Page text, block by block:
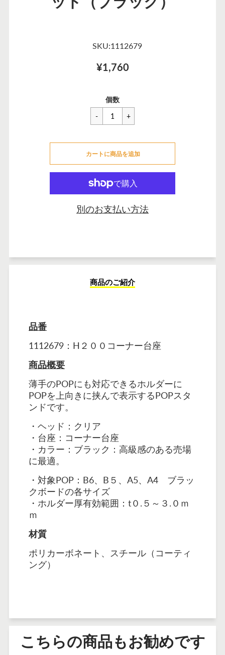
SKU:1112679
¥1,760
セ
ー
ル
格
一
般
価
¥1,760
個数
カートに商品を追加
別のお支払い方法
商品のご紹介
品番
1112679 ： H２００コーナー台座
商品概要
薄手のPOPにも対応できるホルダーに
POPを上向きに挟んで表示するPOPスタ
ンドです。
・ヘッド：クリア
・台座：コーナー台座
・カラー：ブラック：高級感のある売場
に最適。
・対象POP：B6、B５、A5、A4 ブラッ
クボードの各サイズ
・ホルダー厚有効範囲：t０.５～３.０ｍ
ｍ
材質
ポリカーボネート、スチール（コーティ
ング）
こちらの商品もお勧めです